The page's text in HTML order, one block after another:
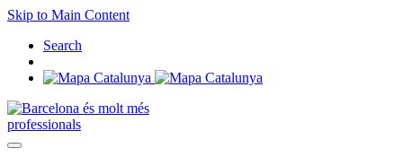
Skip to Main Content
Search
professionals